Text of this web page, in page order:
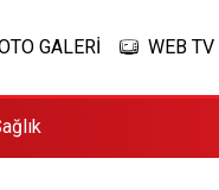
GALERİ WEB TV